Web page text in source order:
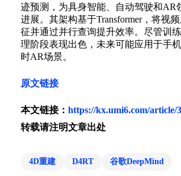
迹预测，为具身智能、自动驾驶和AR
进展。其架构基于Transformer，将视
征并通过并行查询提升效率。尽管训
理阶段表现出色，未来可能应用于手
时AR场景。
原文链接
本文链接： https://kx.umi6.com/article/
转载请注明文章出处
4D重建 D4RT 谷歌DeepMind